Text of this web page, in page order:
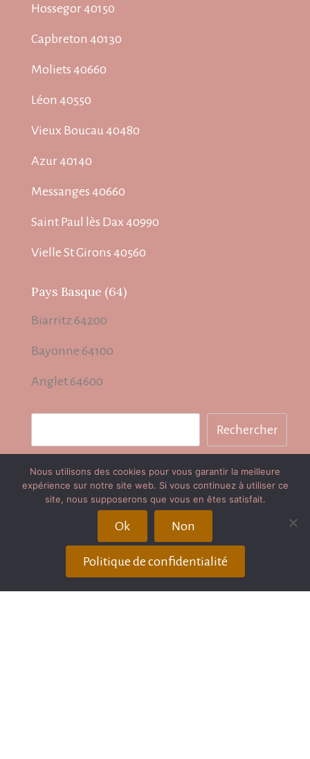
Hossegor 40150
Capbreton 40130
Moliets 40660
Léon 40550
Vieux Boucau 40480
Azur 40140
Messanges 40660
Saint Paul lès Dax 40990
Vielle St Girons 40560
Pays Basque (64)
Biarritz 64200
Bayonne 64100
Anglet 64600
Rechercher
Plan du site
Publication / Récompenses
Partenaires
Nous utilisons des cookies pour vous garantir la meilleure
expérience sur notre site web. Si vous continuez à utiliser ce
site, nous supposerons que vous en êtes satisfait.
Ok Non
Politique de confidentialité